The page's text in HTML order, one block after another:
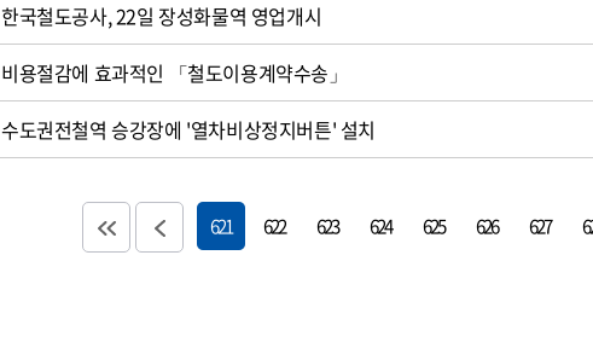
한국철도공사, 22일 장성화물역 영업개시
비용절감에 효과적인 「철도이용계약수송」
수도권전철역 승강장에 '열차비상정지버튼' 설치
621 622 623 624 625 626 627